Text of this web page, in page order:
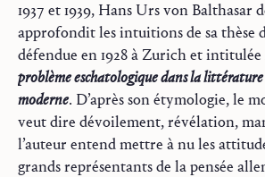
1937 et 1939, Hans Urs von Balthasar
approfondit les intuitions de sa thèse
défendue en 1928 à Zurich et intitulée
problème eschatologique dans la
moderne. D’après son étymologie, le
veut dire dévoilement, révélation,
l’auteur entend mettre à nu les
grands représentants de la pensée